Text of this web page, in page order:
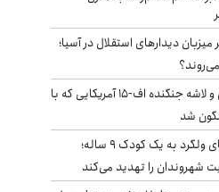
میزبان دیدارهای استقلال در آسیا؛
کابین خلبان و لاشه جنگنده اف-۱۵ آمریکایی که با
شد
حمله سگ‌های ولگرد به یک کودک ۹ ساله؛
شهروندان را تهدید می‌کند